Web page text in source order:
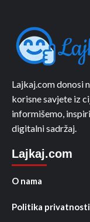
Lajkaj.com donosi
korisne savjete iz
informišemo,
digitalni sadržaj.
Lajkaj.com
O nama
Politika privatnosti